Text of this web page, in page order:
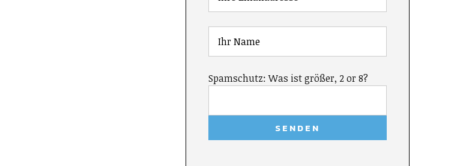
Spamschutz: Was ist größer, 2 or 8?